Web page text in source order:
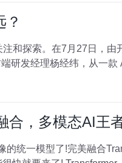
？
和探索。在7月27日，由
端研发经理杨经纬，从一
合，多模态AI王
的统一模型了!完美融合